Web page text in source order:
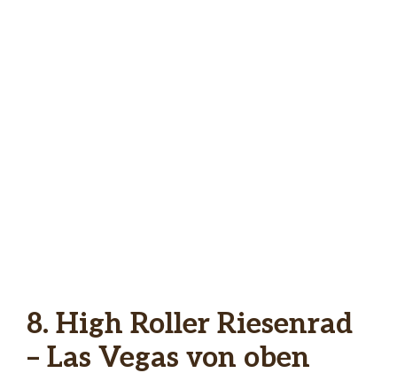
8. High Roller Riesenrad
– Las Vegas von oben